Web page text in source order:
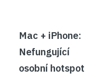
Mac + iPhone:
Nefungující
osobní hotspot